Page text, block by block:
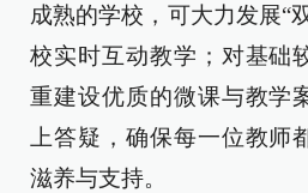
成熟的学校，可大力发展“
校实时互动教学；对基础
重建设优质的微课与教学
上答疑，确保每一位教师
滋养与支持。